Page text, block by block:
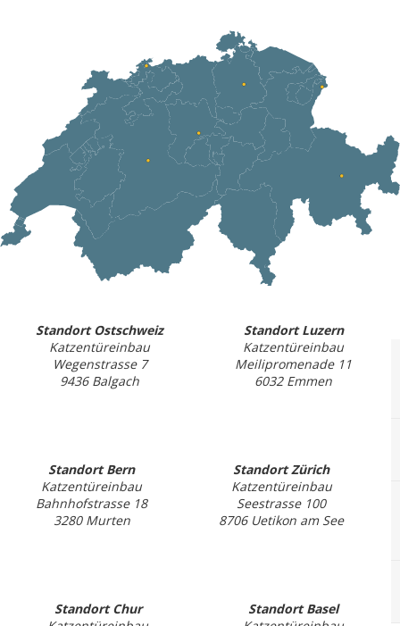
Standort Ostschweiz
Katzentüreinbau
Wegenstrasse 7
9436 Balgach
Standort Luzern
Katzentüreinbau
Meilipromenade 11
6032 Emmen
Standort Bern
Katzentüreinbau
Bahnhofstrasse 18
3280 Murten
Standort Zürich
Katzentüreinbau
Seestrasse 100
8706 Uetikon am See
Standort Chur
Standort Basel